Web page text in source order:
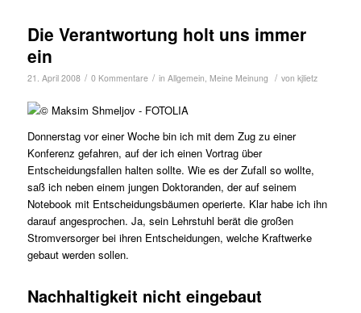
Die Verantwortung holt uns immer
ein
21. April 2008 / 0 Kommentare / in Allgemein Meine Meinung / von kjlietz
Donnerstag vor einer Woche bin ich mit dem Zug zu einer
Konferenz gefahren, auf der ich einen Vortrag über
Entscheidungsfallen halten sollte. Wie es der Zufall so wollte,
saß ich neben einem jungen Doktoranden, der auf seinem
Notebook mit Entscheidungsbäumen operierte. Klar habe ich ihn
darauf angesprochen. Ja, sein Lehrstuhl berät die großen
Stromversorger bei ihren Entscheidungen, welche Kraftwerke
gebaut werden sollen.
Nachhaltigkeit nicht eingebaut